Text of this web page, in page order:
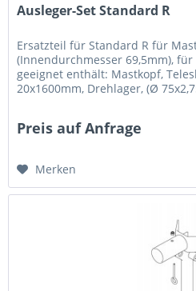
Ausleger-Set Standard R
Ersatzteil für Standard R für
(Innendurchmesser 69,5mm),
geeignet enthält: Mastkopf,
20x1600mm, Drehlager, (Ø
Preis auf Anfrage
Merken